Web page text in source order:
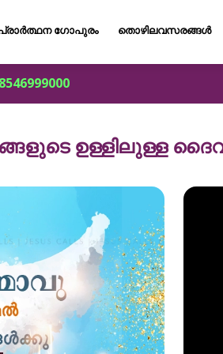
ഗോപുരം തൊഴിലവസരങ്ങൾ
ഉള്ളിലുള്ള